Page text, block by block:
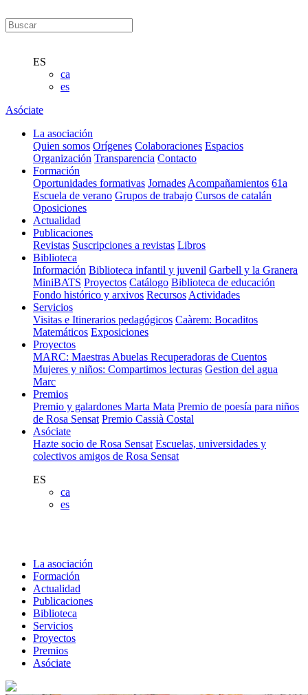
ES
ca
es
Asóciate
La asociación
Quien somos Orígenes Colaboraciones Espacios
Organización Transparencia Contacto
Formación
Oportunidades formativas Jornades Acompañamientos 61a
Escuela de verano Grupos de trabajo Cursos de catalán
Oposiciones
Actualidad
Publicaciones
Revistas Suscripciones a revistas Libros
Biblioteca
Información Biblioteca infantil y juvenil Garbell y la Granera
MiniBATS Proyectos Catálogo Biblioteca de educación
Fondo histórico y arxivos Recursos Actividades
Servicios
Visitas e Itinerarios pedagógicos Caàrem: Bocaditos
Matemáticos Exposiciones
Proyectos
MARC: Maestras Abuelas Recuperadoras de Cuentos
Mujeres y niños: Compartimos lecturas Gestion del agua
Marc
Premios
Premio y galardones Marta Mata Premio de poesía para niños
de Rosa Sensat Premio Cassià Costal
Asóciate
Hazte socio de Rosa Sensat Escuelas, universidades y
colectivos amigos de Rosa Sensat
ES
ca
es
La asociación
Formación
Actualidad
Publicaciones
Biblioteca
Servicios
Proyectos
Premios
Asóciate